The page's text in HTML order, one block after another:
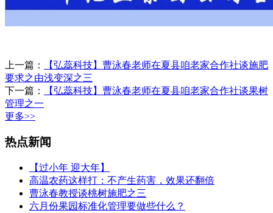
上一篇：
【弘蕊科技】曹泳春老师在夏县咱老家合作社谈施肥
要求之由浅变深之三
下一篇：
【弘蕊科技】曹泳春老师在夏县咱老家合作社谈果树
管理之一
更多>>
热点新闻
【过小年 迎大年】
高温农药这样打：不产生药害，效果还翻倍
曹泳春教授谈桃树施肥之三
六月份果园标准化管理要做些什么？